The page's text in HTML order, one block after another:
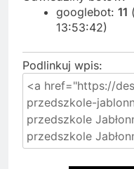
googlebot: 11
13:53:42)
Podlinkuj wpis: